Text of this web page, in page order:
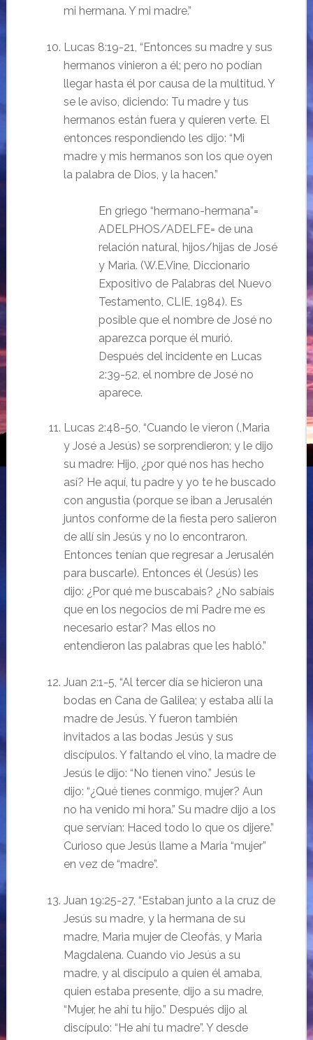
mi hermana. Y mi madre.”
Lucas 8:19-21, “Entonces su madre y sus
hermanos vinieron a él; pero no podían
llegar hasta él por causa de la multitud. Y
se le aviso, diciendo: Tu madre y tus
hermanos están fuera y quieren verte. El
entonces respondiendo les dijo: “Mi
madre y mis hermanos son los que oyen
la palabra de Dios, y la hacen.”
En griego “hermano-hermana”=
ADELPHOS/ADELFE= de una
relación natural, hijos/hijas de José
y Maria. (W.E.Vine, Diccionario
Expositivo de Palabras del Nuevo
Testamento, CLIE, 1984). Es
posible que el nombre de José no
aparezca porque él murió.
Después del incidente en Lucas
2:39-52, el nombre de José no
aparece.
Lucas 2:48-50, “Cuando le vieron (,Maria
y José a Jesús) se sorprendieron; y le dijo
su madre: Hijo, ¿por qué nos has hecho
así? He aquí, tu padre y yo te he buscado
con angustia (porque se iban a Jerusalén
juntos conforme de la fiesta pero salieron
de allí sin Jesús y no lo encontraron.
Entonces tenían que regresara Jerusalén
para buscarle). Entonces él (Jesús) les
dijo: ¿Por qué me buscabais? ¿No sabíais
que en los negocios de mi Padre me es
necesario estar? Mas ellos no
entendieron las palabras que les habló.”
Juan 2:1-5, “Al tercer día se hicieron una
bodas en Cana de Galilea; y estaba allí la
madre de Jesús. Y fueron también
invitados a las bodas Jesús y sus
discípulos. Y faltando el vino, la madre de
Jesús le dijo: “No tienen vino.” Jesús le
dijo: “¿Qué tienes conmigo, mujer? Aun
no ha venido mi hora.” Su madre dijo a los
que servían: Haced todo lo que os dijere.”
Curioso que Jesús llame a Maria “mujer”
en vez de “madre”.
Juan 19:25-27, “Estaban junto a la cruz de
Jesús su madre, y la hermana de su
madre, Maria mujer de Cleofás, y Maria
Magdalena. Cuando vio Jesús a su
madre, y al discípulo a quien él amaba,
quien estaba presente, dijo a su madre,
“Mujer, he ahí tu hijo.” Después dijo al
discípulo: “He ahí tu madre”. Y desde